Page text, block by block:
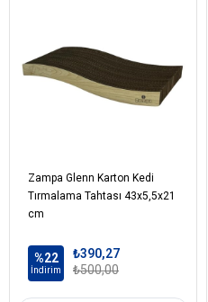
Zampa Glenn Karton Kedi
Tırmalama Tahtası 43x5,5x21
cm
%22
İndirim
₺390,27
₺500,00